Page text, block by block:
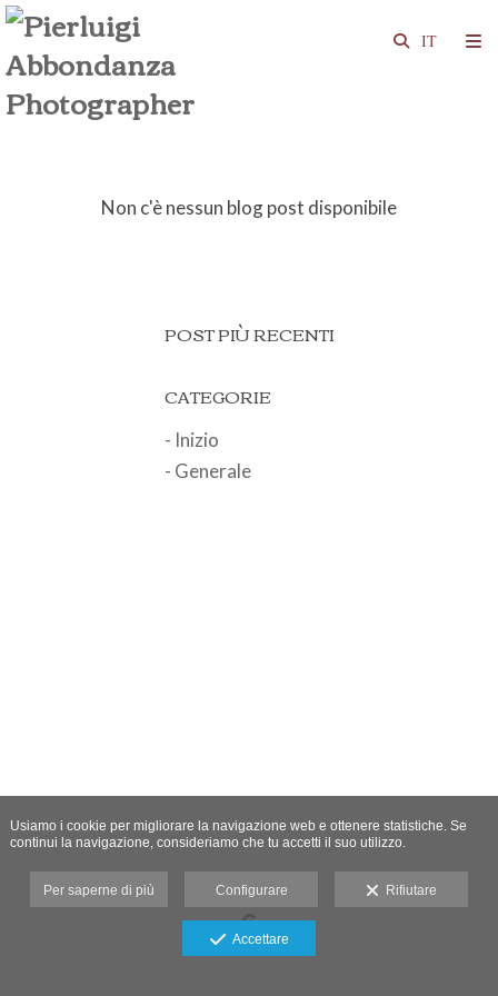
Non c'è nessun blog post disponibile
POST PIÙ RECENTI
CATEGORIE
- Inizio
- Generale
Usiamo i cookie per migliorare la navigazione web e ottenere statistiche. Se
continui la navigazione, consideriamo che tu accetti il suo utilizzo.
Per saperne di più Configurare Rifiutare
Accettare